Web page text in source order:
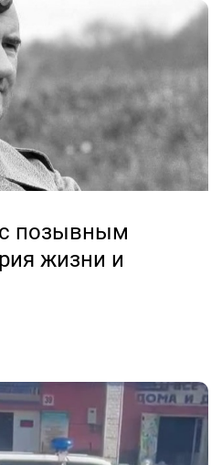
позывным
жизни и